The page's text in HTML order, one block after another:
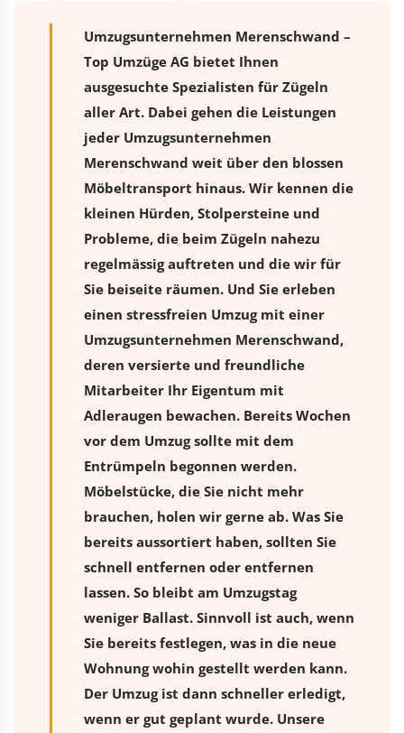
Umzugsunternehmen Merenschwand –
Top Umzüge AG bietet Ihnen
ausgesuchte Spezialisten für Zügeln
aller Art. Dabei gehen die Leistungen
jeder Umzugsunternehmen
Merenschwand weit über den blossen
Möbeltransport hinaus. Wir kennen die
kleinen Hürden, Stolpersteine und
Probleme, die beim Zügeln nahezu
regelmässig auftreten und die wir für
Sie beiseite räumen. Und Sie erleben
einen stressfreien Umzugmit einer
Umzugsunternehmen Merenschwand,
deren versierte und freundliche
Mitarbeiter Ihr Eigentum mit
Adleraugen bewachen. Bereits Wochen
vor dem Umzug sollte mit dem
Entrümpeln begonnen werden.
Möbelstücke, die Sie nicht mehr
brauchen, holen wir gerne ab. Was Sie
bereits aussortiert haben, sollten Sie
schnell entfernen oder entfernen
lassen. So bleibt am Umzugstag
weniger Ballast. Sinnvoll ist auch, wenn
Sie bereits festlegen, was in die neue
Wohnung wohin gestellt werden kann.
Der Umzug ist dann schneller erledigt,
wenn er gut geplant wurde. Unsere